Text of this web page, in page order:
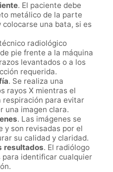
. El paciente debe
metálico de la parte
una bata, si es
radiológico
pie frente a la máquina
levantados o a los
requerida.
. Se realiza una
rayos X mientras el
respiración para evitar
una imagen clara.
. Las imágenes se
y son revisadas por el
su calidad y claridad.
resultados. El radiólogo
para identificar cualquier